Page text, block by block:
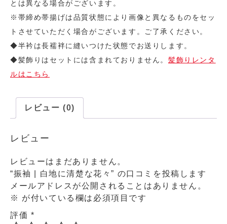
とは異なる場合がございます。
※帯締め帯揚げは品質状態により画像と異なるものをセッ
トさせていただく場合がございます。ご了承ください。
◆半衿は長襦袢に縫いつけた状態でお送りします。
◆髪飾りはセットには含まれておりません。 髪飾りレンタ
ルはこちら
レビュー (0)
レビュー
レビューはまだありません。
“振袖 | 白地に清楚な花々” の口コミを投稿します
メールアドレスが公開されることはありません。
※ が付いている欄は必須項目です
評価 *